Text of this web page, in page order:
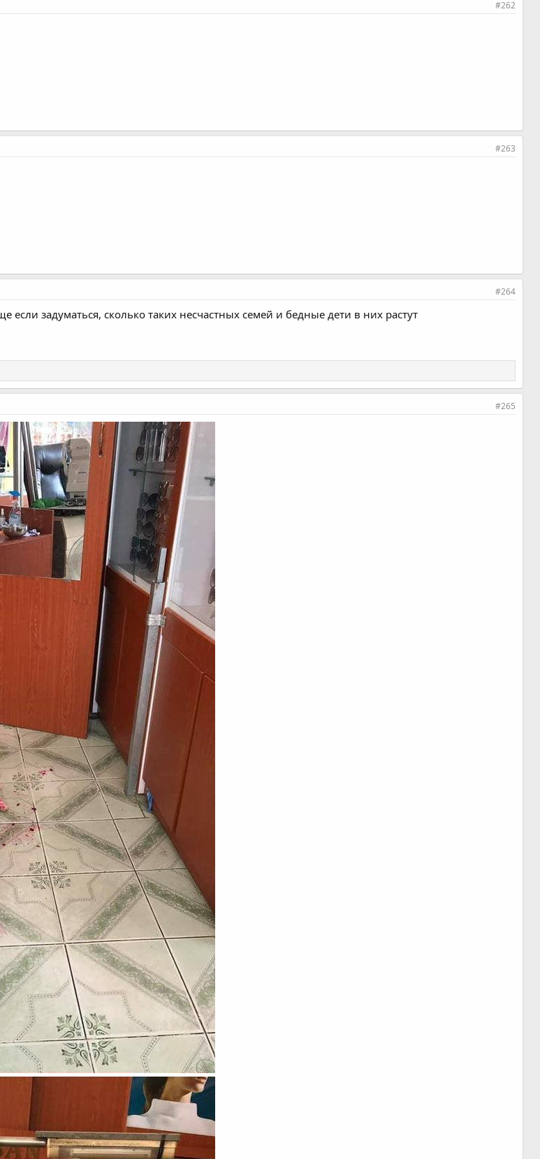
#262
#263
#264
если задуматься, сколько таких несчастных семей и бедные дети в них растут
#265